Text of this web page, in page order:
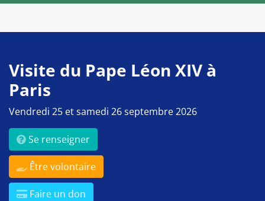
Visite du Pape Léon XIV à
Paris
Vendredi 25 et samedi 26 septembre 2026
Se renseigner
Être volontaire
Faire un don